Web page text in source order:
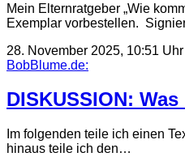
Mein Elternratgeber „Wie
Exemplar vorbestellen.
28. November 2025, 10:51 Uhr
BobBlume.de:
DISKUSSION:
Im folgenden teile ich einen
hinaus teile ich den…